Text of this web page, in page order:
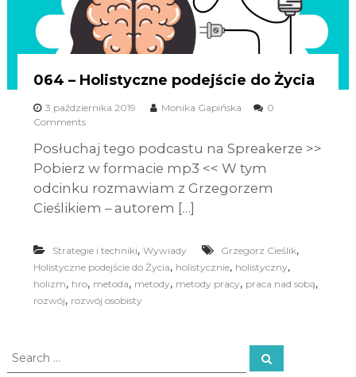
064 – Holistyczne podejście do Życia
3 października 2019 Monika Gapińska
0
Comments
Posłuchaj tego podcastu na Spreakerze >>
Pobierz w formacie mp3 << W tym
odcinku rozmawiam z Grzegorzem
Cieślikiem – autorem […]
Strategie i techniki, Wywiady Grzegorz Cieślik,
Holistyczne podejście do Życia, holistycznie, holistyczny,
holizm, hro, metoda, metody, metody pracy, praca nad sobą,
rozwój, rozwój osobisty
S
e
S
e